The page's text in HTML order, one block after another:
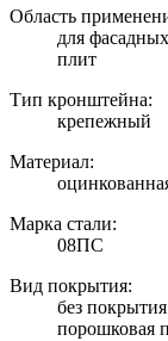
Область
для
плит
Тип кронштейна:
крепежный
Материал:
Марка стали:
08ПС
Вид покрытия:
без
порошковая